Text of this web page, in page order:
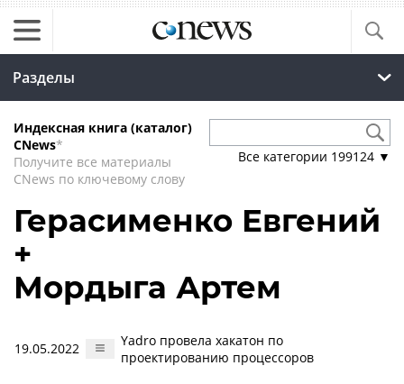
Разделы
Индексная книга (каталог)
CNews*
Получите все материалы
CNews по ключевому слову
Все категории 199124 ▼
Герасименко Евгений
+
Мордыга Артем
19.05.2022
Yadro провела хакатон по
проектированию процессоров